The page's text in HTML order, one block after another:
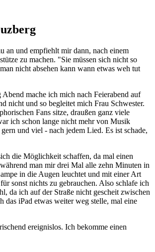
an und empfiehlt mir dann, nach einem
zu machen. "Sie müssen sich nicht so
nicht absehen kann wann etwas weh tut
mache ich mich nach Feierabend auf
nicht und so begleitet mich Frau Schwester.
Fans sitze, draußen ganz viele
ich schon lange nicht mehr von Musik
und viel - nach jedem Lied. Es ist schade,
die Möglichkeit schaffen, da mal einen
man mir drei Mal alle zehn Minuten in
in die Augen leuchtet und mit einer Art
sonst nichts zu gebrauchen. Also schlafe ich
da ich auf der Straße nicht gescheit zwischen
iPad etwas weiter weg stelle, mal eine
ereignislos. Ich bekomme einen